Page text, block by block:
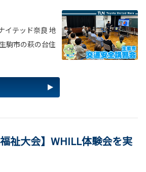
イテッド奈良 地
駒市の萩の台住
祉大会】WHILL体験会を実